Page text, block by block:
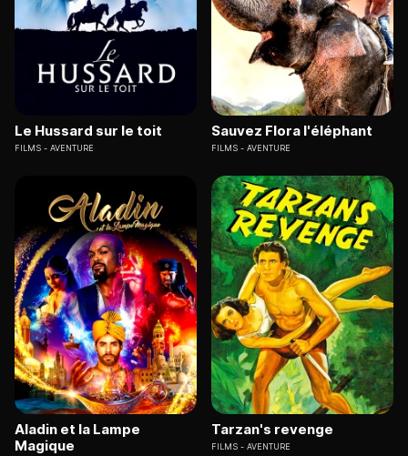
Le Hussard sur le toit
FILMS AVENTURE
Sauvez Flora l'éléphant
FILMS AVENTURE
Aladin et la Lampe
Magique
Tarzan's revenge
FILMS AVENTURE